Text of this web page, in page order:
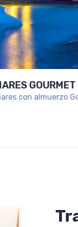
DE LOS
y disfrutar la